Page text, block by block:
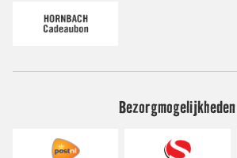
Bezorgmogelijkheden